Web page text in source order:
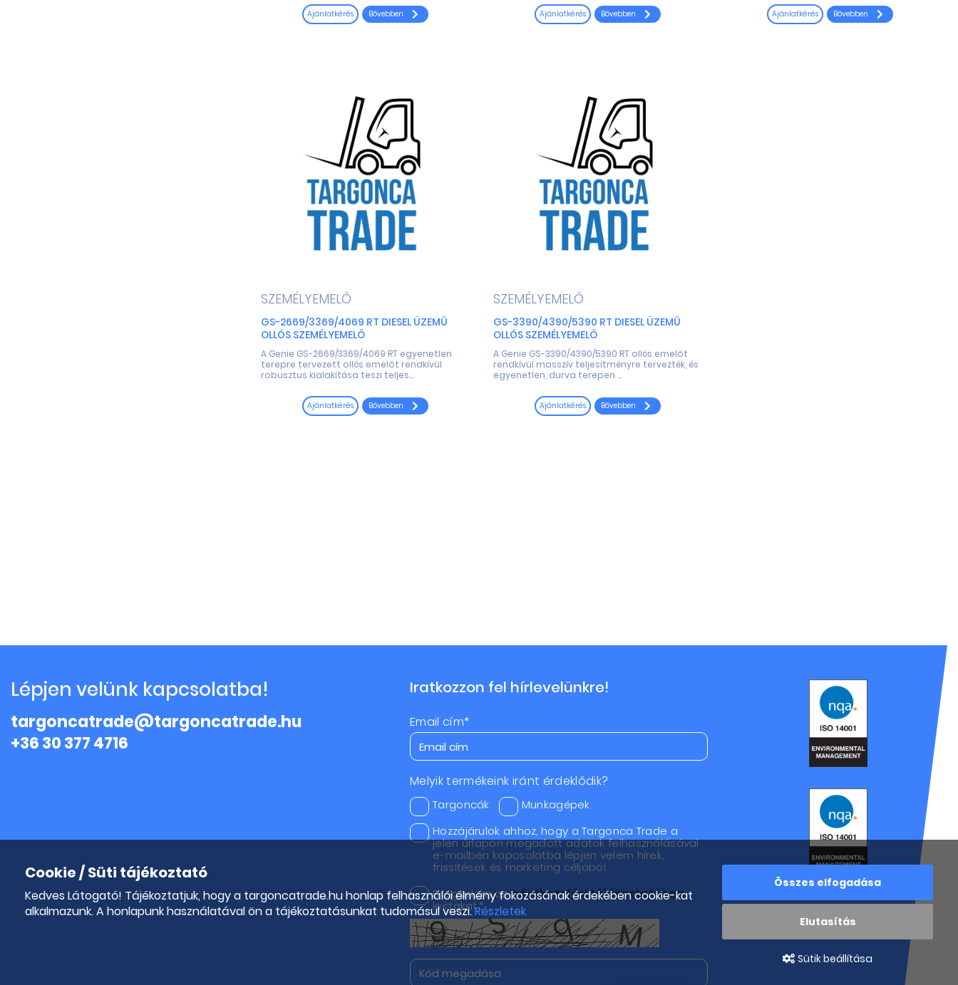
Ajánlatkérés Bővebben Ajánlatkérés Bővebben Ajánlatkérés Bővebben
SZEMÉLYEMELŐ
GS-2669/3369/4069 RT DIESEL ÜZEMŰ
OLLÓS SZEMÉLYEMELŐ
A Genie GS-2669/3369/4069 RT egyenetlen
terepre tervezett ollós emelőt rendkívül
robusztus kialakítása teszi teljes...
Ajánlatkérés Bővebben
SZEMÉLYEMELŐ
GS-3390/4390/5390 RT DIESEL ÜZEMŰ
OLLÓS SZEMÉLYEMELŐ
A Genie GS-3390/4390/5390 RT ollós emelőt
rendkívül masszív teljesítményre tervezték, és
egyenetlen, durva terepen ...
Ajánlatkérés Bővebben
Lépjen velünk kapcsolatba!
targoncatrade@targoncatrade.hu
+36 30 377 4716
Iratkozzon fel hírlevelünkre!
Email cím*
Melyik termékeink iránt érdeklődik?
Targoncák
Munkagépek
Hozzájárulok ahhoz, hogy a Targonca Trade a
jelen űrlapon megadott adatok felhasználásával
e-mailben kapcsolatba lépjen velem hírek,
frissítések és marketing céljából.
Elfogadom azadatkezelési tájékoztatóban
leírtakat.*
Cookie / Süti tájékoztató
Kedves Látogató! Tájékoztatjuk, hogy a targoncatrade.hu honlap felhasználói élmény fokozásának érdekében cookie-kat
alkalmazunk. A honlapunk használatával ön a tájékoztatásunkat tudomásul veszi.Részletek
Összes elfogadása
Elutasítás
Sütik beállítása